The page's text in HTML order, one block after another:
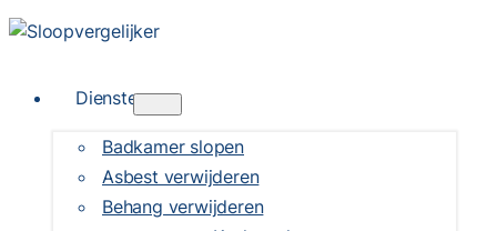
Diensten
Badkamer slopen
Asbest verwijderen
Behang verwijderen